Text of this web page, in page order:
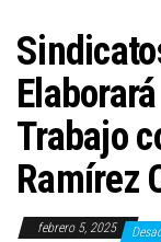
Trabajo
Ramírez
febrero 5, 2025